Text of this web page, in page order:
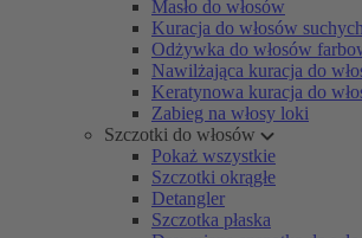
Masło do włosów
Kuracja do włosów suchych
Odżywka do włosów
Nawilżająca kuracja do
Keratynowa kuracja do
Zabieg na włosy loki
Szczotki do włosów
Pokaż wszystkie
Szczotki okrągłe
Detangler
Szczotka płaska